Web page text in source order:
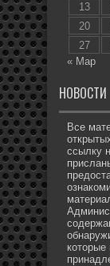
13
20
27
« Мар
НОВОСТИ
Все
ссылку
которые